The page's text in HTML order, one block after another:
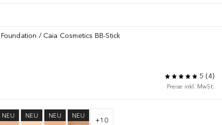
Foundation Caia Cosmetics BB-Stick
5 (4)
Preise inkl. MwSt.
NEU NEU NEU NEU
+10